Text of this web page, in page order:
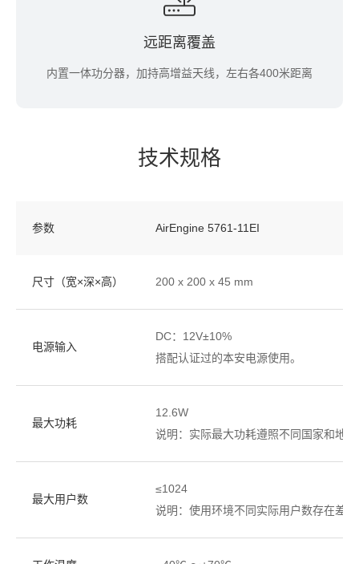
远距离覆盖
内置一体功分器，加持高增益天线，左右各400米距离
技术规格
参数 AirEngine 5761-11EI
尺寸（宽×深×高） 200 x 200 x 45 mm
电源输入
DC：12V±10%
搭配认证过的本安电源使用。
最大功耗
12.6W
说明：实际最大功耗遵照不同国家和地
最大用户数
≤1024
说明：使用环境不同实际用户数存在差异